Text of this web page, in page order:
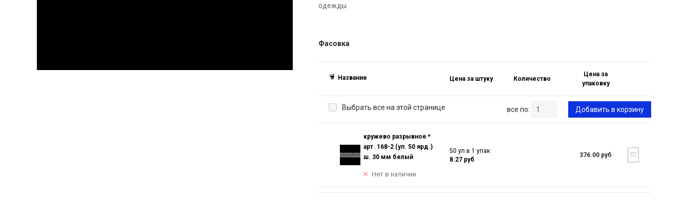
одежды.
Фасовка
Название Цена за штуку Количество
Цена за
упаковку
Выбрать все на этой странице все по: Добавить в корзину
кружево разрывное *
арт. 168-2 (уп. 50 ярд.)
ш. 30 мм белый
Нет в наличии
50 уп в 1 упак
8.27 руб
376.00 руб